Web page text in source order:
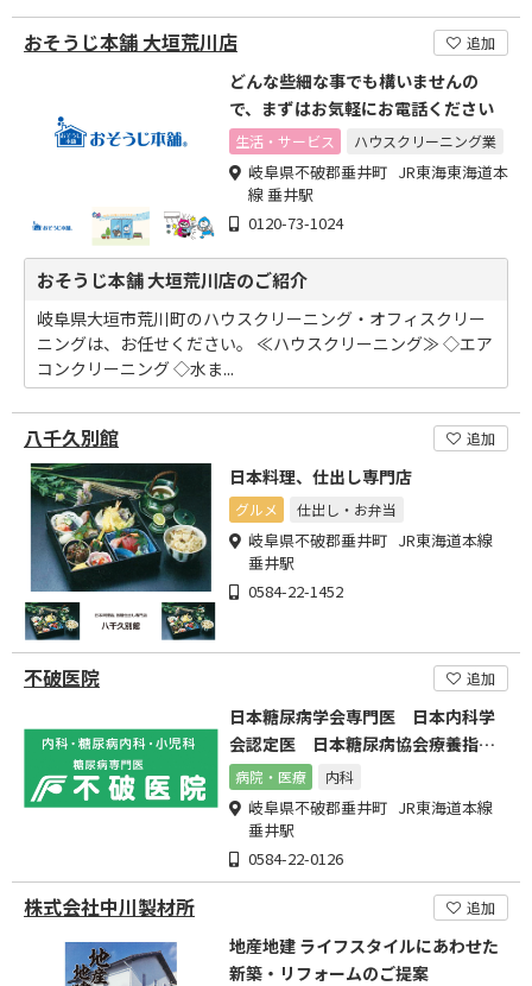
おそうじ本舗 大垣荒川店 追加
どんな些細な事でも構いませんの
で、まずはお気軽にお電話ください
生活・サービス ハウスクリーニング業
岐阜県不破郡垂井町 JR東海東海道本
線 垂井駅
0120-73-1024
おそうじ本舗 大垣荒川店のご紹介
岐阜県大垣市荒川町のハウスクリーニング・オフィスクリー
ニングは、お任せください。 ≪ハウスクリーニング≫ ◇エア
コンクリーニング ◇水ま...
八千久別館 追加
日本料理、仕出し専門店
グルメ 仕出し・お弁当
岐阜県不破郡垂井町 JR東海道本線
垂井駅
0584-22-1452
不破医院 追加
日本糖尿病学会専門医 日本内科学
会認定医 日本糖尿病協会療養指導
医病院・医療 内科
岐阜県不破郡垂井町 JR東海道本線
垂井駅
0584-22-0126
株式会社中川製材所 追加
地産地建 ライフスタイルにあわせた
新築・リフォームのご提案